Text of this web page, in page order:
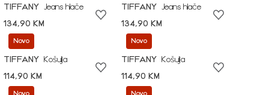
TIFFANY
Jeans hlače
134,90 KM
TIFFANY
Jeans hlače
134,90 KM
Novo
TIFFANY
Košulja
114,90 KM
Novo
TIFFANY
Košulja
114,90 KM
Novo Novo